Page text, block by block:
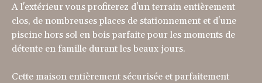
A l'extérieur vous profiterez d'un terrain entièrement
clos, de nombreuses places de stationnement et d'une
piscine hors sol en bois parfaite pour les moments de
détente en famille durant les beaux jours.
Cette maison entièrement sécurisée et parfaitement